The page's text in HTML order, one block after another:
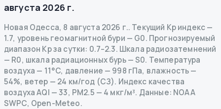
августа 2026 г.
Новая Одесса, 8 августа 2026 г.. Текущий Kp индекс—
1.7, уровень геомагнитной бури — G0. Прогнозируемый
диапазон Kp за сутки: 0.7–2.3. Шкала радиозатемнений
— R0, шкала радиационных бурь— S0. Температура
воздуха — 11°C, давление — 998 гПа, влажность —
54%, ветер — 24 км/год (СЗ). Индекс качества
воздуха AQI — 33, PM2.5 — 4 мкг/м³. Данные: NOAA
SWPC, Open-Meteo.